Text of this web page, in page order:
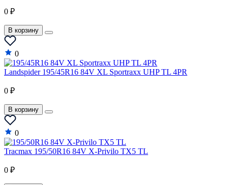
Lifan
Lotus
Maruti
Maybach
Mazda
0 ₽
В корзину
0
Landspider 195/45R16 84V XL Sportraxx UHP TL 4PR
0 ₽
В корзину
0
Tracmax 195/50R16 84V X-Privilo TX5 TL
0 ₽